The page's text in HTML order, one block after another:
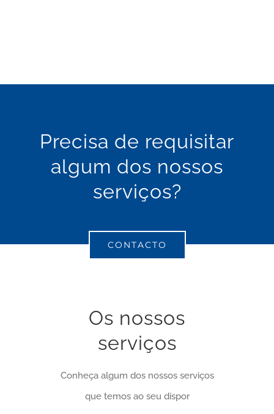
Precisa de requisitar
algum dos nossos
serviços?
CONTACTO
Os nossos
serviços
Conheça algum dos nossos serviços
que temos ao seu dispor